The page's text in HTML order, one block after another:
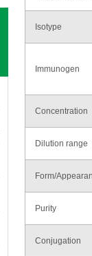
Isotype
Immunogen
Concentration
Dilution range
Form/
Purity
Conjugation